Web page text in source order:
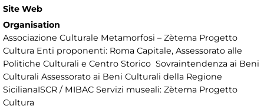
Site Web
Organisation
Associazione Culturale Metamorfosi – Zètema Progetto
Cultura Enti proponenti: Roma Capitale, Assessorato alle
Politiche Culturali e Centro Storico Sovraintendenza ai Beni
Culturali Assessorato ai Beni Culturali della Regione
SicilianaISCR / MIBAC Servizi museali: Zètema Progetto
Cultura